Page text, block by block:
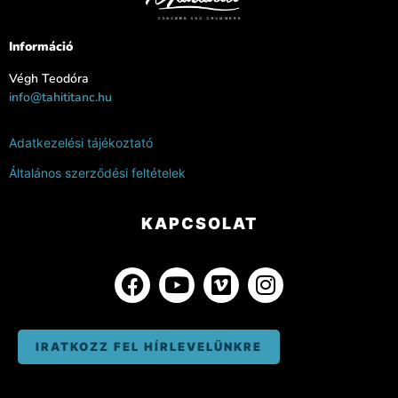
Információ
Végh Teodóra
info@tahititanc.hu
Adatkezelési tájékoztató
Általános szerződési feltételek
KAPCSOLAT
IRATKOZZ FEL HÍRLEVELÜNKRE